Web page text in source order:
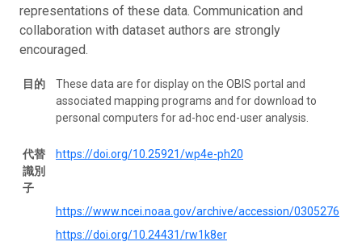
representations of these data. Communication and
collaboration with dataset authors are strongly
encouraged.
目的
These data are for display on the OBIS portal and
associated mapping programs and for download to
personal computers for ad-hoc end-user analysis.
代替
識別
子
https://doi.org/10.25921/wp4e-ph20
https://www.ncei.noaa.gov/archive/accession/0305276
https://doi.org/10.24431/rw1k8er